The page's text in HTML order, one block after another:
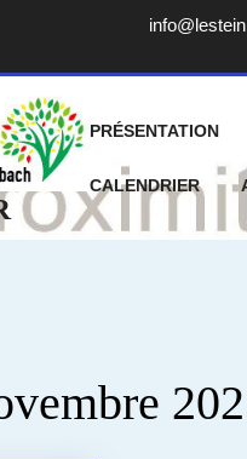
PRÉSENTATION
CALENDRIER